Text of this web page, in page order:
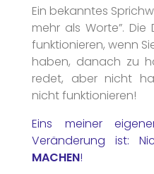
Ein bekanntes
mehr als Worte”.
funktionieren, wenn
haben, danach zu
redet, aber nicht
nicht funktionieren!
Eins meiner
Veränderung ist:
MACHEN!